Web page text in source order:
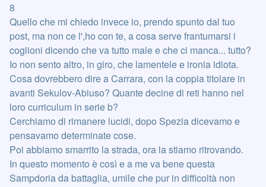
8
Quello che mi chiedo invece io, prendo spunto dal tuo
post, ma non ce l',ho con te, a cosa serve frantumarsi i
coglioni dicendo che va tutto male e che ci manca... tutto?
Io non sento altro, in giro, che lamentele e ironia idiota.
Cosa dovrebbero dire a Carrara, con la coppia titolare in
avanti Sekulov-Abiuso? Quante decine di reti hanno nel
loro curriculum in serie b?
Cerchiamo di rimanere lucidi, dopo Spezia dicevamo e
pensavamo determinate cose.
Poi abbiamo smarrito la strada, ora la stiamo ritrovando.
In questo momento è così e a me va bene questa
Sampdoria da battaglia, umile che pur in difficoltà non